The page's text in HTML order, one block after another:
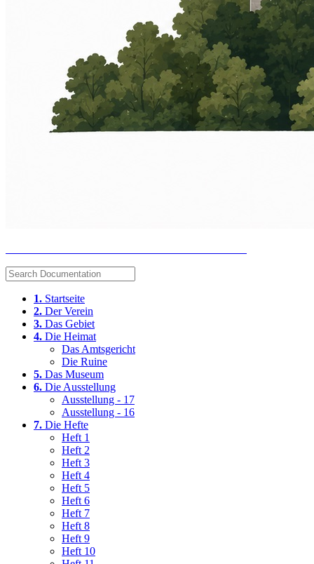
1. Startseite
2. Der Verein
3. Das Gebiet
4. Die Heimat
Das Amtsgericht
Die Ruine
5. Das Museum
6. Die Ausstellung
Ausstellung - 17
Ausstellung - 16
7. Die Hefte
Heft 1
Heft 2
Heft 3
Heft 4
Heft 5
Heft 6
Heft 7
Heft 8
Heft 9
Heft 10